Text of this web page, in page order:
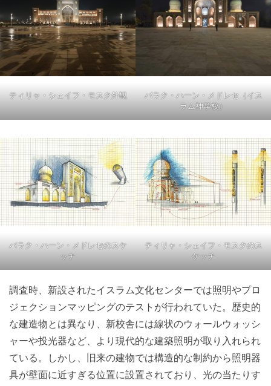
ティリャ・シェイフ・モスク外観
バラク・ハーン・メドレセ（イス
ラム神学校）
バラク・ハーン・メドレセのスケ
ッチ
ティリャ・シェイフ・モスクのス
ケッチ
調査時、新設されたイスラム文化センターでは照明やプロ
ジェクションマッピングのテストが行われていた。歴史的
な建造物とは異なり、新校舎には線状のウォールウォッシ
ャーや投光器など、より現代的な建築照明が取り入れられ
ている。しかし、旧来の建物では構造的な制約から照明器
具が壁面に近すぎる位置に設置されており、光の当たりす